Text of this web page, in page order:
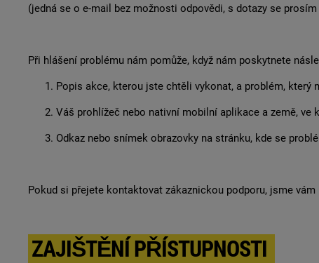
(jedná se o e-mail bez možnosti odpovědi, s dotazy se
Při hlášení problému nám pomůže, když nám poskytnete
Popis akce, kterou jste chtěli vykonat, a problém, který
Váš prohlížeč nebo nativní mobilní aplikace a země, ve
Odkaz nebo snímek obrazovky na stránku, kde se
Pokud si přejete kontaktovat zákaznickou podporu, jsme
ZAJIŠTĚNÍ PŘÍSTUPNOSTI